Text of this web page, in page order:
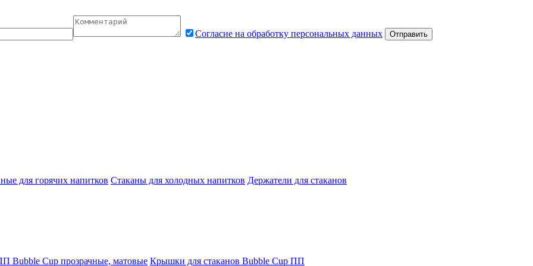
Согласие на обработку персональных данных
для горячих напитков Стаканы для холодных напитков Держатели для стаканов
Bubble Cup прозрачные, матовые Крышки для стаканов Bubble Cup ПП